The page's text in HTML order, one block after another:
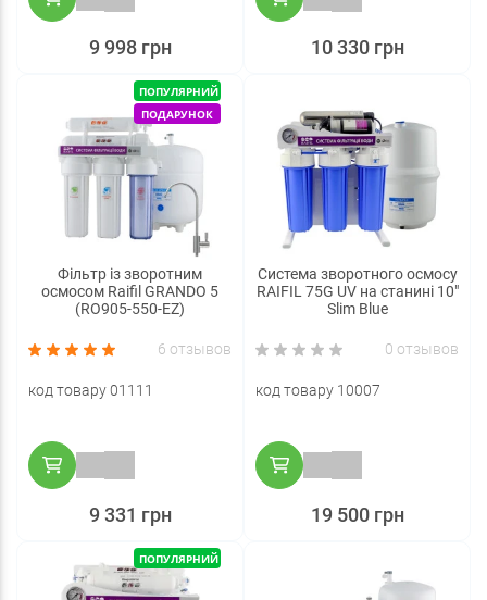
9 998 грн 10 330 грн
ПОПУЛЯРНИЙ
ПОДАРУНОК
Фільтр із зворотним
осмосом Raifil GRANDO 5
(RO905-550-EZ)
6 отзывов
код товару 01111
9 331 грн
Система зворотного осмосу
RAIFIL 75G UV на станині 10"
Slim Blue
0 отзывов
код товару 10007
19 500 грн
ПОПУЛЯРНИЙ